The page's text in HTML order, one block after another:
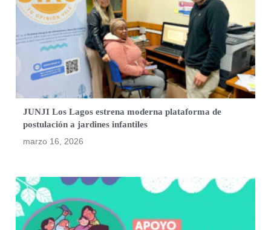
JUNJI Los Lagos estrena moderna plataforma de
postulación a jardines infantiles
marzo 16, 2026